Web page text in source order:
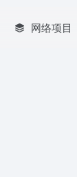
网络项目